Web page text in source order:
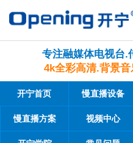
专注融媒体电视台.
4k全彩高清.背景
开宁首页 慢直播设备
慢直播方案 视频中心